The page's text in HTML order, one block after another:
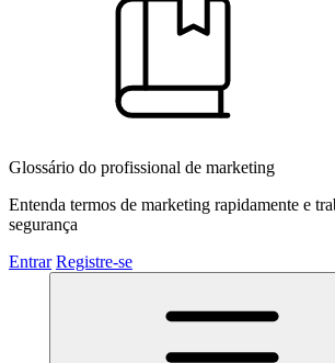
Glossário do profissional de marketing
Entenda termos de marketing rapidamente e
segurança
Entrar Registre-se